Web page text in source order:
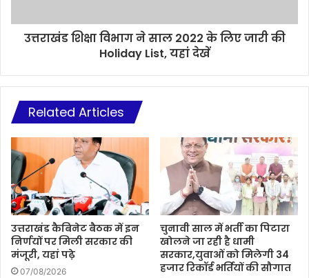
उत्तराखंड शिक्षा विभाग ने साल 2022 के लिए जारी की
Holiday List, यहां देखें
Related Articles
उत्तराखंड कैबिनेट बैठक में इन
निर्णयों पर मिली सरकार की
मंजूरी, यहां पढ़े
07/08/2026
चुनावी साल में भर्ती का पिटारा
खोलने जा रही है धामी
सरकार,युवाओं को मिलेगी 34
हजार रिकॉर्ड भर्तियों की सौगात